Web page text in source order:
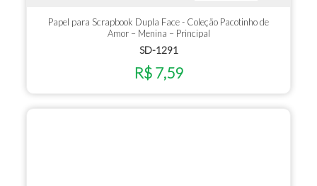
Papel para Scrapbook Dupla Face - Coleção Pacotinho de
Amor – Menina – Principal
SD-1291
R$ 7,59